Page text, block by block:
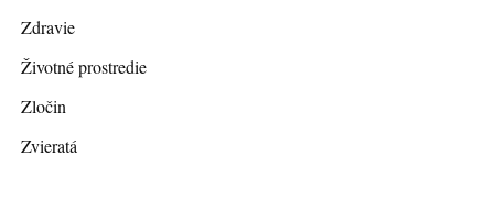
Zdravie
Životné prostredie
Zločin
Zvieratá